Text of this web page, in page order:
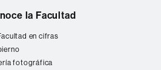
la Facultad
en cifras
fotográfica